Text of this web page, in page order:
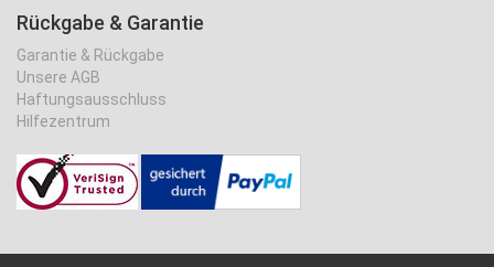
Rückgabe & Garantie
Garantie & Rückgabe
Unsere AGB
Haftungsausschluss
Hilfezentrum